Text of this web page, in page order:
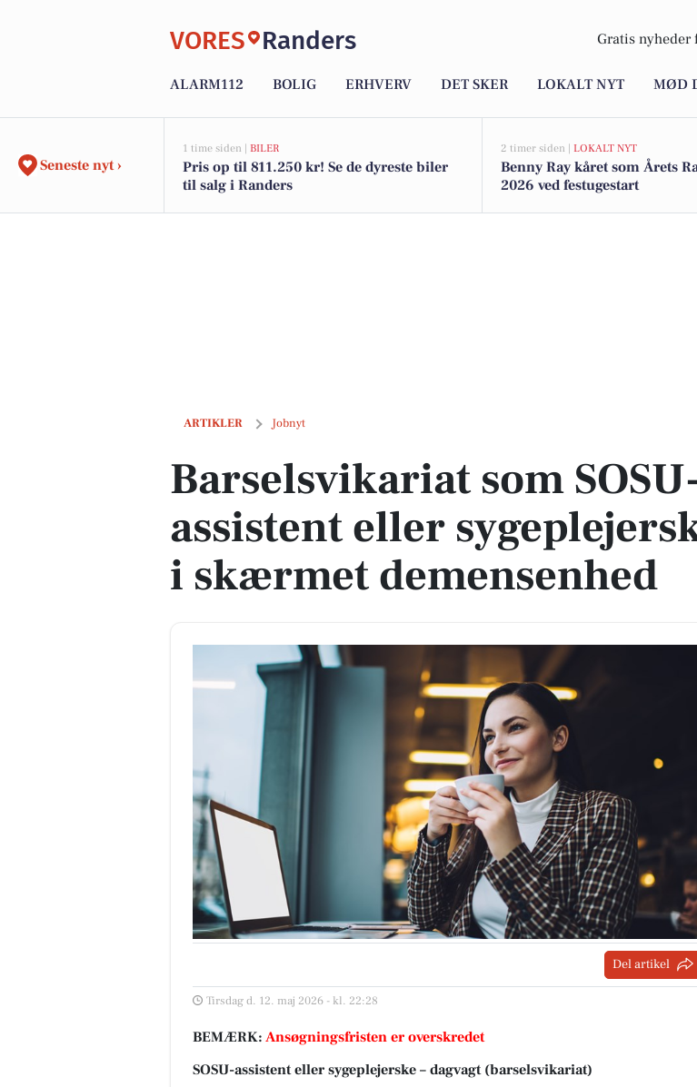
VORES Randers Gratis nyheder
ALARM112 BOLIG ERHVERV DET SKER LOKALT NYT MØD
Seneste nyt ›
1 time siden | BILER
Pris op til 811.250 kr! Se de dyreste biler
til salg i Randers
2 timer siden | LOKALT NYT
Benny Ray kåret som Årets
2026 ved festugestart
ARTIKLER Jobnyt
Barselsvikariat som SOSU-assistent eller sygeplejerske i skærmet demensenhed
Barselsvikariat som
assistent eller
i skærmet demensenhed
Del artikel
Tirsdag d. 12. maj 2026 - kl. 22:28
BEMÆRK: Ansøgningsfristen er overskredet
SOSU-assistent eller sygeplejerske – dagvagt (barselsvikariat)